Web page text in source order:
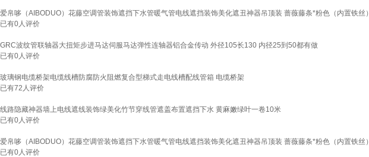
爱帛哆（AIBODUO）花藤空调管装饰遮挡下水管暖气管电线遮挡装饰美化遮丑神器吊顶装 蔷薇藤条*粉色（内置铁丝）
已有0人评价
GRC波纹管联轴器大扭矩步进马达伺服马达弹性连轴器铝合金传动 外径105长130 内径25到50都有做
已有0人评价
玻璃钢电缆桥架电缆线槽防腐防火阻燃复合型梯式走电线槽配线管箱 电缆桥架
已有72 人评价
线路隐藏神器墙上电线遮线装饰绿美化竹节穿线管遮盖布置遮挡下水 黄麻嫩绿叶一卷10米
已有0人评价
爱帛哆（AIBODUO）花藤空调管装饰遮挡下水管暖气管电线遮挡装饰美化遮丑神器吊顶装 蔷薇藤条*粉色（内置铁丝）
已有0人评价